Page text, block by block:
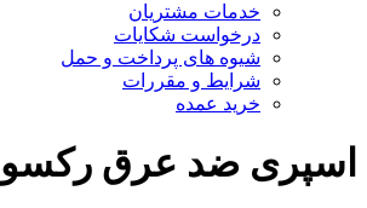
خدمات مشتریان
درخواست شکایات
شیوه های پرداخت و حمل
شرایط و مقررات
خرید عمده
اسپری ضد عرق